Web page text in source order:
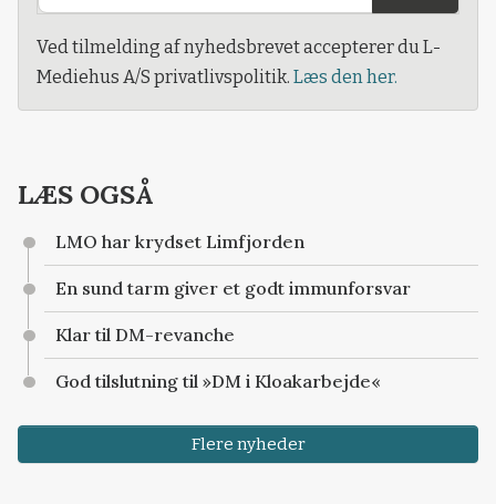
Ved tilmelding af nyhedsbrevet accepterer du L-
Mediehus A/S privatlivspolitik. Læs den her.
LÆS OGSÅ
LMO har krydset Limfjorden
En sund tarm giver et godt immunforsvar
Klar til DM-revanche
God tilslutning til »DM i Kloakarbejde«
Flere nyheder